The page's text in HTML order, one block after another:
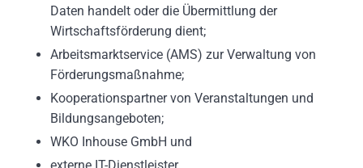
Daten handelt oder die Übermittlung der
Wirtschaftsförderung dient;
Arbeitsmarktservice (AMS) zur Verwaltung von
Förderungsmaßnahme;
Kooperationspartner von Veranstaltungen und
Bildungsangeboten;
WKO Inhouse GmbH und